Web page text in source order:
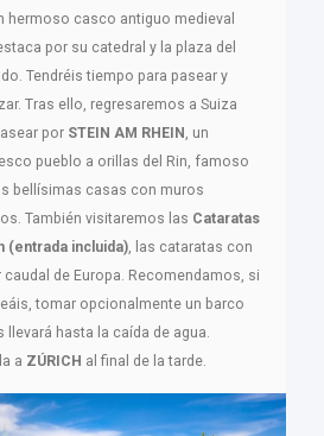
hermoso casco antiguo medieval
por su catedral y la plaza del
Tendréis tiempo para pasear y
Tras ello, regresaremos a Suiza
por STEIN AM RHEIN, un
pueblo a orillas del Rin, famoso
bellísimas casas con muros
También visitaremos las Cataratas
(entrada incluida), las cataratas con
caudal de Europa. Recomendamos, si
tomar opcionalmente un barco
llevará hasta la caída de agua.
a ZÚRICH al final de la tarde.